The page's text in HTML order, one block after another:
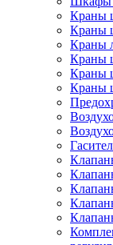
Краны
Краны
Краны
Краны
Краны
Краны